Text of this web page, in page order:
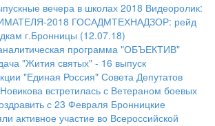
вечера в школах 2018 Видеоролик:
2018 ГОСАДМТЕХНАДЗОР: рейд
г.Бронницы (12.07.18)
программа "ОБЪЕКТИВ"
"Жития святых" - 16 выпуск
"Единая Россия" Совета Депутатов
встретилась с Ветераном боевых
с 23 Февраля Бронницкие
активное участие во Всероссийской